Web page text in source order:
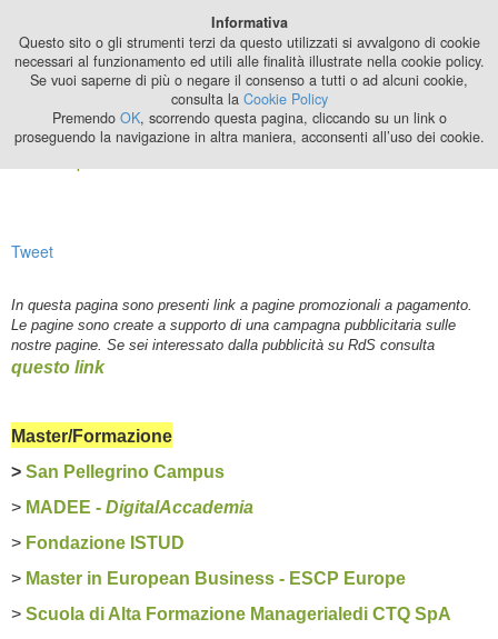
2024
Tweet
In questa pagina sono presenti link a pagine promozionali a pagamento.
Le pagine sono create a supporto di una campagna pubblicitaria sulle
nostre pagine. Se sei interessato dalla pubblicità su RdS consulta
questo link
Master/Formazione
> San Pellegrino Campus
> MADEE - DigitalAccademia
> Fondazione ISTUD
> Master in European Business - ESCP Europe
> Scuola di Alta Formazione Managerialedi CTQ SpA
Informativa
Questo sito o gli strumenti terzi da questo utilizzati si avvalgono di cookie
necessari al funzionamento ed utili alle finalità illustrate nella cookie policy.
Se vuoi saperne di più o negare il consenso a tutti o ad alcuni cookie,
consulta la Cookie Policy
Premendo OK, scorrendo questa pagina, cliccando su un link o
proseguendo la navigazione in altra maniera, acconsenti all’uso dei cookie.